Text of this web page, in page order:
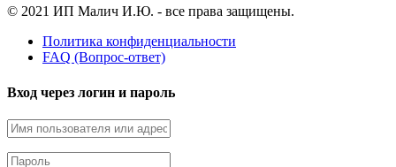
© 2021 ИП Малич И.Ю. - все права защищены.
Политика конфиденциальности
FAQ (Вопрос-ответ)
Вход через логин и пароль